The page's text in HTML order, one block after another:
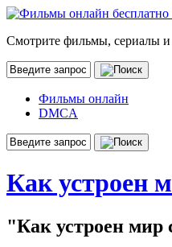
Смотрите фильмы, сериалы
Фильмы онлайн
DMCA
Как устроен
"Как устроен мир